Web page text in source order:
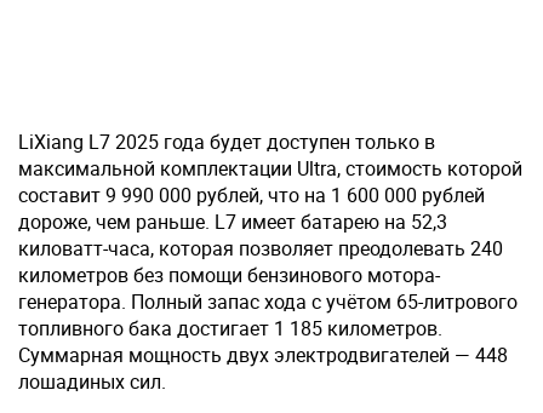
LiXiang L7 2025 года будет доступен только в
максимальной комплектации Ultra, стоимость которой
составит 9 990 000 рублей, что на 1 600 000 рублей
дороже, чем раньше. L7 имеет батарею на 52,3
киловатт-часа, которая позволяет преодолевать 240
километров без помощи бензинового мотора-
генератора. Полный запас хода с учётом 65-литрового
топливного бака достигает 1 185 километров.
Суммарная мощность двух электродвигателей — 448
лошадиных сил.